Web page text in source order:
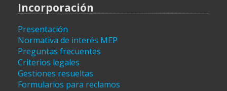
Incorporación
Presentación
Normativa de interés MEP
Preguntas frecuentes
Criterios legales
Gestiones resueltas
Formularios para reclamos